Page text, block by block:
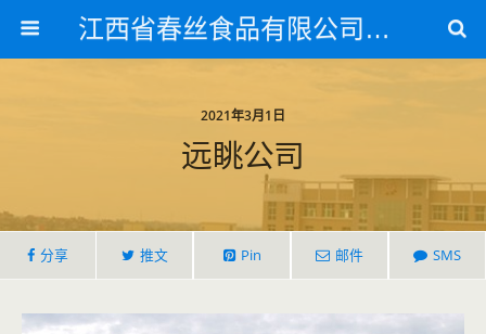
江西省春丝食品有限公司官方网站
2021年3月1日
远眺公司
分享 推文 Pin 邮件 SMS